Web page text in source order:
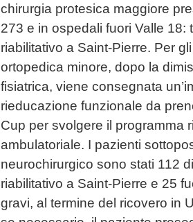
chirurgia protesica maggiore
273 e in ospedali fuori Valle 18:
riabilitativo a Saint-Pierre. Per
ortopedica minore, dopo la
fisiatrica, viene consegnata
rieducazione funzionale da
Cup per svolgere il programma
ambulatoriale. I pazienti
neurochirurgico sono stati 112
riabilitativo a Saint-Pierre e 25
gravi, al termine del ricovero in